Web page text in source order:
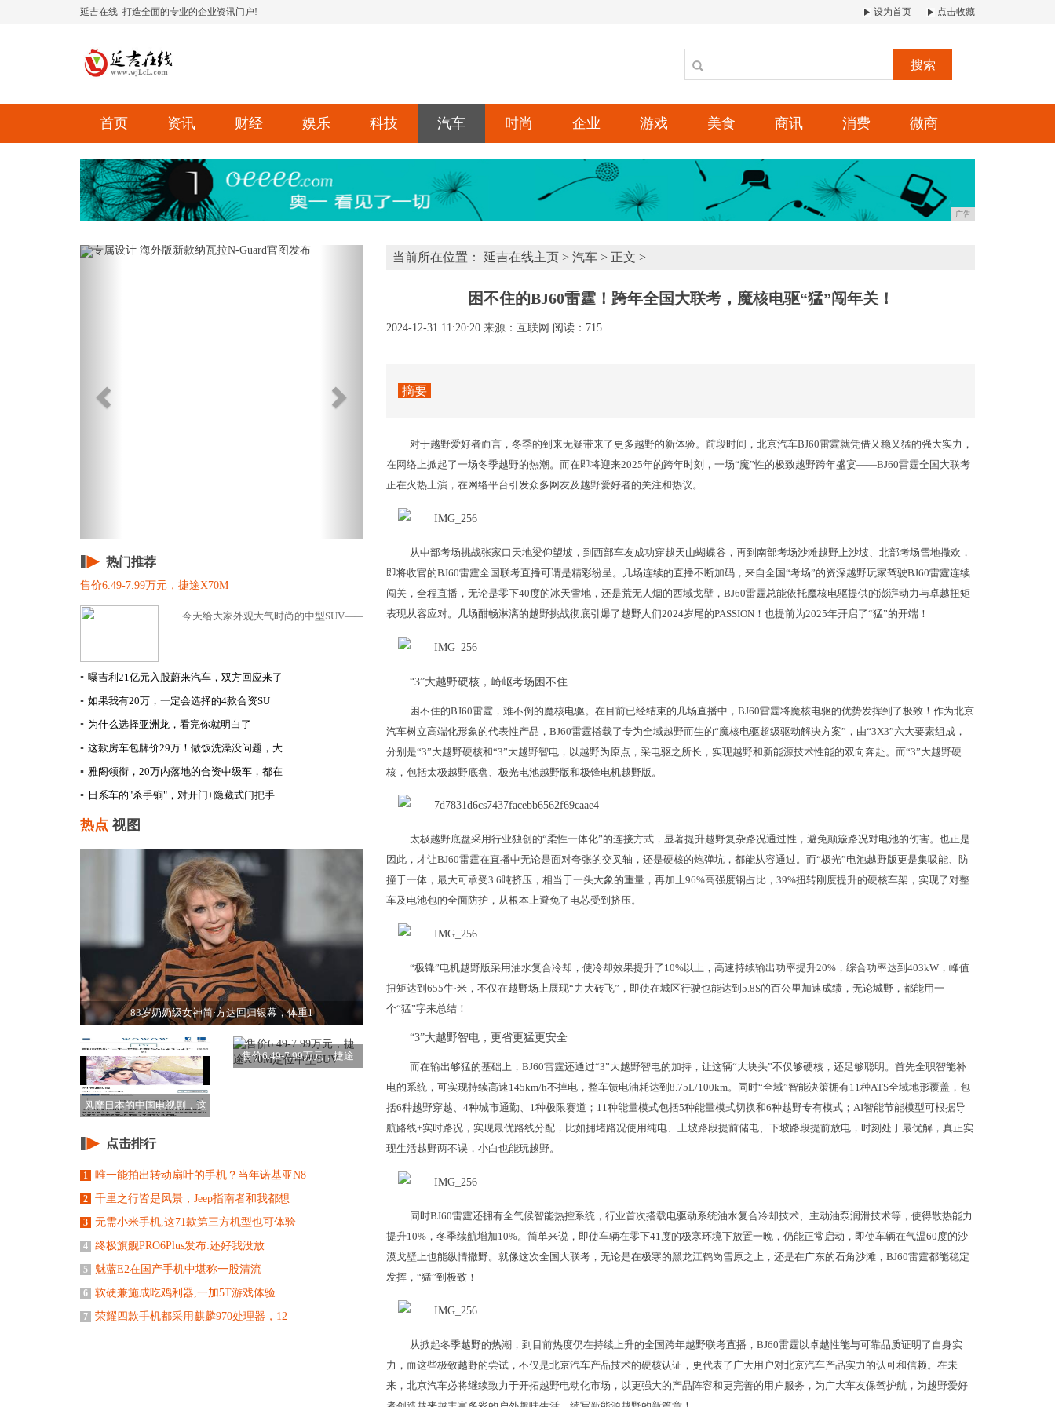
延吉在线_打造全面的专业的企业资讯门户! 设为首页 点击收藏
搜索
首页 资讯 财经 娱乐 科技 汽车 时尚 企业 游戏 美食 商讯 消费 微商
广告
Previous
热门推荐
售价6.49-7.99万元，捷途X70M
今天给大家外观大气时尚的中型SUV——捷途X70M。捷途X70M车身结构为5...
▪ 曝吉利21亿元入股蔚来汽车，双方回应来了
▪ 如果我有20万，一定会选择的4款合资SU
▪ 为什么选择亚洲龙，看完你就明白了
▪ 这款房车包牌价29万！做饭洗澡没问题，大
▪ 雅阁领衔，20万内落地的合资中级车，都在
▪ 日系车的"杀手锏"，对开门+隐藏式门把手
热点 视图
83岁奶奶级女神简·方达回归银幕，体重1
风靡日本的中国电视剧，这
售价6.49-7.99万元，捷途
点击排行
1 唯一能拍出转动扇叶的手机？当年诺基亚N8
2 千里之行皆是风景，Jeep指南者和我都想
3 无需小米手机,这71款第三方机型也可体验
4 终极旗舰PRO6Plus发布:还好我没放
5 魅蓝E2在国产手机中堪称一股清流
6 软硬兼施成吃鸡利器,一加5T游戏体验
7 荣耀四款手机都采用麒麟970处理器，12
当前所在位置： 延吉在线主页 > 汽车 > 正文 >
困不住的BJ60雷霆！跨年全国大联考，魔核电驱“猛”闯年关！
2024-12-31 11:20:20 来源：互联网 阅读：715
摘要
对于越野爱好者而言，冬季的到来无疑带来了更多越野的新体验。前段时间，北京汽车BJ60雷霆就凭借又稳又猛的强大实力，
在网络上掀起了一场冬季越野的热潮。而在即将迎来2025年的跨年时刻，一场“魔”性的极致越野跨年盛宴——BJ60雷霆全国大联考
正在火热上演，在网络平台引发众多网友及越野爱好者的关注和热议。
从中部考场挑战张家口天地梁仰望坡，到西部车友成功穿越天山蝴蝶谷，再到南部考场沙滩越野上沙坡、北部考场雪地撒欢，
即将收官的BJ60雷霆全国联考直播可谓是精彩纷呈。几场连续的直播不断加码，来自全国“考场”的资深越野玩家驾驶BJ60雷霆连续
闯关，全程直播，无论是零下40度的冰天雪地，还是荒无人烟的西域戈壁，BJ60雷霆总能依托魔核电驱提供的澎湃动力与卓越扭矩
表现从容应对。几场酣畅淋漓的越野挑战彻底引爆了越野人们2024岁尾的PASSION！也提前为2025年开启了“猛”的开端！
“3”大越野硬核，崎岖考场困不住
困不住的BJ60雷霆，难不倒的魔核电驱。在目前已经结束的几场直播中，BJ60雷霆将魔核电驱的优势发挥到了极致！作为北京
汽车树立高端化形象的代表性产品，BJ60雷霆搭载了专为全域越野而生的“魔核电驱超级驱动解决方案”，由“3X3”六大要素组成，
分别是“3”大越野硬核和“3”大越野智电，以越野为原点，采电驱之所长，实现越野和新能源技术性能的双向奔赴。而“3”大越野硬
核，包括太极越野底盘、极光电池越野版和极锋电机越野版。
太极越野底盘采用行业独创的“柔性一体化”的连接方式，显著提升越野复杂路况通过性，避免颠簸路况对电池的伤害。也正是
因此，才让BJ60雷霆在直播中无论是面对夸张的交叉轴，还是硬核的炮弹坑，都能从容通过。而“极光”电池越野版更是集吸能、防
撞于一体，最大可承受3.6吨挤压，相当于一头大象的重量，再加上96%高强度钢占比，39%扭转刚度提升的硬核车架，实现了对整
车及电池包的全面防护，从根本上避免了电芯受到挤压。
“极锋”电机越野版采用油水复合冷却，使冷却效果提升了10%以上，高速持续输出功率提升20%，综合功率达到403kW，峰值
扭矩达到655牛·米，不仅在越野场上展现“力大砖飞”，即使在城区行驶也能达到5.8S的百公里加速成绩，无论城野，都能用一
个“猛”字来总结！
“3”大越野智电，更省更猛更安全
而在输出够猛的基础上，BJ60雷霆还通过“3”大越野智电的加持，让这辆“大块头”不仅够硬核，还足够聪明。首先全职智能补
电的系统，可实现持续高速145km/h不掉电，整车馈电油耗达到8.75L/100km。同时“全域”智能决策拥有11种ATS全域地形覆盖，包
括6种越野穿越、4种城市通勤、1种极限赛道；11种能量模式包括5种能量模式切换和6种越野专有模式；AI智能节能模型可根据导
航路线+实时路况，实现最优路线分配，比如拥堵路况使用纯电、上坡路段提前储电、下坡路段提前放电，时刻处于最优解，真正实
现生活越野两不误，小白也能玩越野。
同时BJ60雷霆还拥有全气候智能热控系统，行业首次搭载电驱动系统油水复合冷却技术、主动油泵润滑技术等，使得散热能力
提升10%，冬季续航增加10%。简单来说，即使车辆在零下41度的极寒环境下放置一晚，仍能正常启动，即使车辆在气温60度的沙
漠戈壁上也能纵情撒野。就像这次全国大联考，无论是在极寒的黑龙江鹤岗雪原之上，还是在广东的石角沙滩，BJ60雷霆都能稳定
发挥，“猛”到极致！
从掀起冬季越野的热潮，到目前热度仍在持续上升的全国跨年越野联考直播，BJ60雷霆以卓越性能与可靠品质证明了自身实
力，而这些极致越野的尝试，不仅是北京汽车产品技术的硬核认证，更代表了广大用户对北京汽车产品实力的认可和信赖。在未
来，北京汽车必将继续致力于开拓越野电动化市场，以更强大的产品阵容和更完善的用户服务，为广大车友保驾护航，为越野爱好